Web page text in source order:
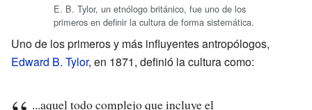
E. B. Tylor, un etnólogo británico, fue uno de los
primeros en definir la cultura de forma sistemática.
Uno de los primeros y más influyentes antropólogos,
Edward B. Tylor, en 1871, definió la cultura como:
...aquel todo complejo que incluye el